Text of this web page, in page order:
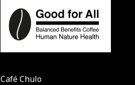
Café Chulo